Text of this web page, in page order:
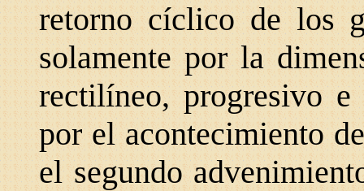
retorno cíclico de los
solamente por la
rectilíneo, progresivo e
por el acontecimiento
el segundo